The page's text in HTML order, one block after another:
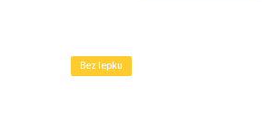
Bez lepku